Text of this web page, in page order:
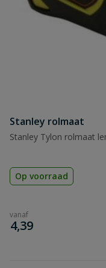
Stanley rolmaat
Stanley Tylon rolmaat
Op voorraad
vanaf
€
4,39